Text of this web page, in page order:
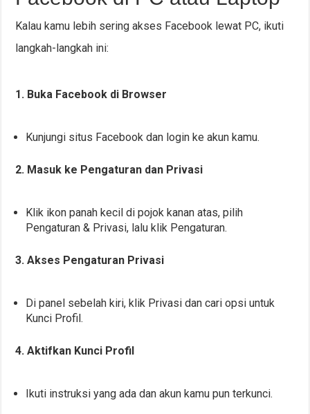
Kalau kamu lebih sering akses Facebook lewat PC, ikuti
langkah-langkah ini:
1. Buka Facebook di Browser
Kunjungi situs Facebook dan login ke akun kamu.
2. Masuk ke Pengaturan dan Privasi
Klik ikon panah kecil di pojok kanan atas, pilih
Pengaturan & Privasi, lalu klik Pengaturan.
3. Akses Pengaturan Privasi
Di panel sebelah kiri, klik Privasi dan cari opsi untuk
Kunci Profil.
4. Aktifkan Kunci Profil
Ikuti instruksi yang ada dan akun kamu pun terkunci.